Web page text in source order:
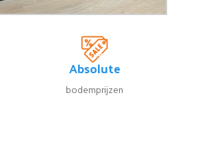
Absolute
bodemprijzen